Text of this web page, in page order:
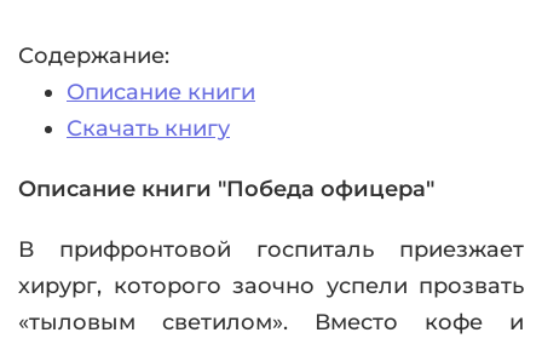
Содержание:
Описание книги
Скачать книгу
Описание книги "Победа офицера"
В прифронтовой госпиталь приезжает
хирург, которого заочно успели прозвать
«тыловым светилом». Вместо кофе и